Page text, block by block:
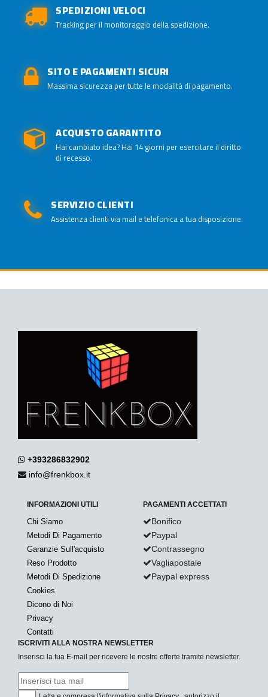
SPEDIZIONI VELOCI
Tracking per il monitoraggio della spedizione.
SITO E PAGAMENTI SICURI
Massima sicurezza per tutte le modalità di pagamento.
ACQUISTO GARANTITO
Hai cambiato idea? Hai 14 giorni per esercitare il diritto
di recesso.
SERVIZIO CLIENTI
Assistenza clienti via mail e telefonica a tua disposizione.
+393286832902
info@frenkbox.it
INFORMAZIONI UTILI
Chi Siamo
Metodi Di Pagamento
Garanzie Sull'acquisto
Reso Prodotto
Metodi Di Spedizione
Cookies
Dicono di Noi
Privacy
Contatti
PAGAMENTI ACCETTATI
Bonifico
Paypal
Contrassegno
Vagliapostale
Paypal express
ISCRIVITI ALLA NOSTRA NEWSLETTER
Inserisci la tua E-mail per ricevere le nostre offerte tramite newsletter.